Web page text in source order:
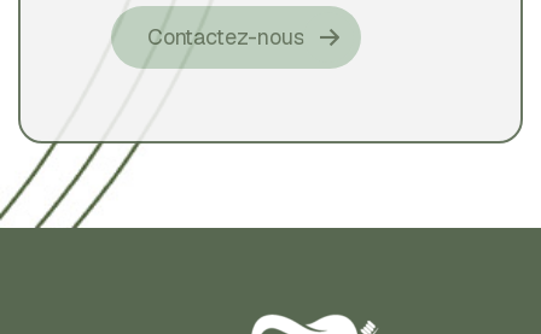
Please leave this field empty.
Contactez-nous